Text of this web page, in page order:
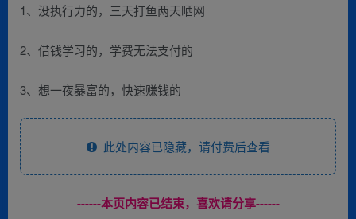
1、没执行力的，三天打鱼两天晒网
2、借钱学习的，学费无法支付的
3、想一夜暴富的，快速赚钱的
此处内容已隐藏，请付费后查看
------本页内容已结束，喜欢请分享------